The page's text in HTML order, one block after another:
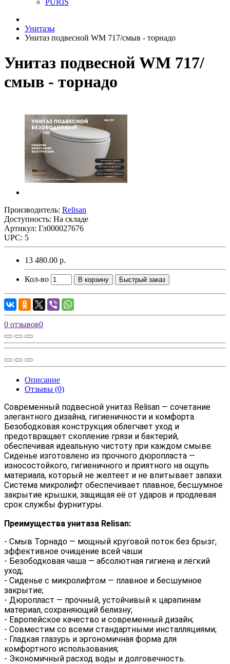
PURIS
Унитазы
Унитаз подвесной WM 717/смыв - торнадо
Унитаз подвесной WM 717/
смыв - торнадо
Производитель: Relisan
Доступность: На складе
Артикул: Гл000027676
UPC: 5
13 480.00 р.
Кол-во В корзину Быстрый заказ
0 отзывов0
Описание
Отзывы (0)
Современный подвесной унитаз Relisan — сочетание
элегантного дизайна, гигиеничности и комфорта.
Безободковая конструкция облегчает уход и
предотвращает скопление грязи и бактерий,
обеспечивая идеальную чистоту при каждом смыве.
Сиденье изготовлено из прочного дюропласта —
износостойкого, гигиеничного и приятного на ощупь
материала, который не желтеет и не впитывает запахи.
Система микролифт обеспечивает плавное, бесшумное
закрытие крышки, защищая её от ударов и продлевая
срок службы фурнитуры.
Преимущества унитаза Relisan:
- Смыв Торнадо — мощный круговой поток без брызг,
эффективное очищение всей чаши
- Безободковая чаша — абсолютная гигиена и лёгкий
уход;
- Сиденье с микролифтом — плавное и бесшумное
закрытие;
- Дюропласт — прочный, устойчивый к царапинам
материал, сохраняющий белизну;
- Европейское качество и современный дизайн;
- Совместим со всеми стандартными инсталляциями;
- Гладкая глазурь и эргономичная форма для
комфортного использования;
- Экономичный расход воды и долговечность.